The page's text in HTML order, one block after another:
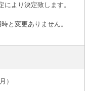
により決定致します。
と変更ありません。
）